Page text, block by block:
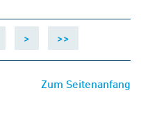
> >>
Zum Seitenanfang